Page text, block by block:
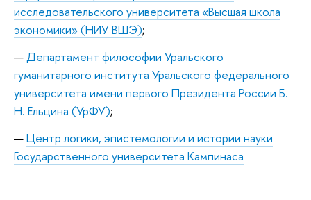
исследовательского университета «Высшая школа
экономики» (НИУ ВШЭ);
Департамент философии Уральского
гуманитарного института Уральского федерального
университета имени первого Президента России Б.
Н. Ельцина (УрФУ);
Центр логики, эпистемологии и истории науки
Государственного университета Кампинаса